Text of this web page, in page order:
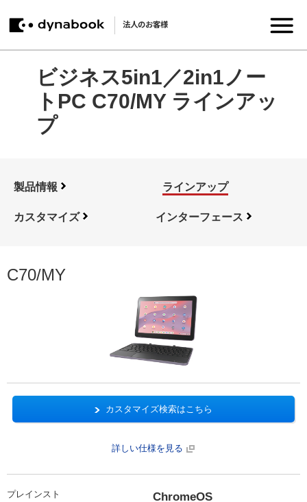
法人のお客様
ビジネス5in1／2in1ノー
トPC C70/MY ラインアッ
プ
製品情報 ラインアップ
カスタマイズ インターフェース
C70/MY
カスタマイズ検索はこちら
詳しい仕様を見る
プレインスト
ChromeOS